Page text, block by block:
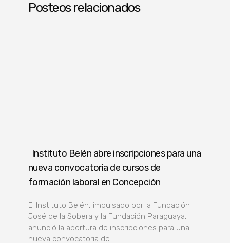
Posteos relacionados
Instituto Belén abre inscripciones para una
nueva convocatoria de cursos de
formación laboral en Concepción
El Instituto Belén, impulsado por la Fundación
José de la Sobera y la Fundación Paraguaya,
anunció la apertura de inscripciones para una
nueva convocatoria de